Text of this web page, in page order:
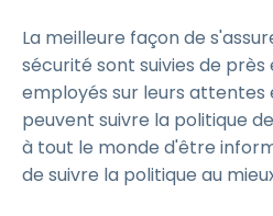
La meilleure façon de
sécurité sont suivies de près
employés sur leurs attentes
peuvent suivre la politique
à tout le monde d'être
de suivre la politique au